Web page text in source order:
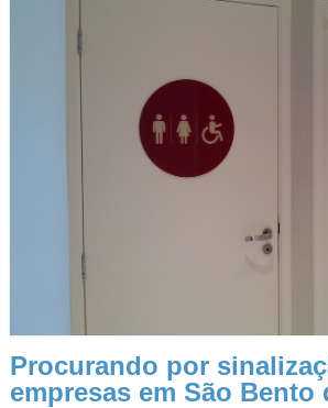
Procurando por
empresas em São Bento